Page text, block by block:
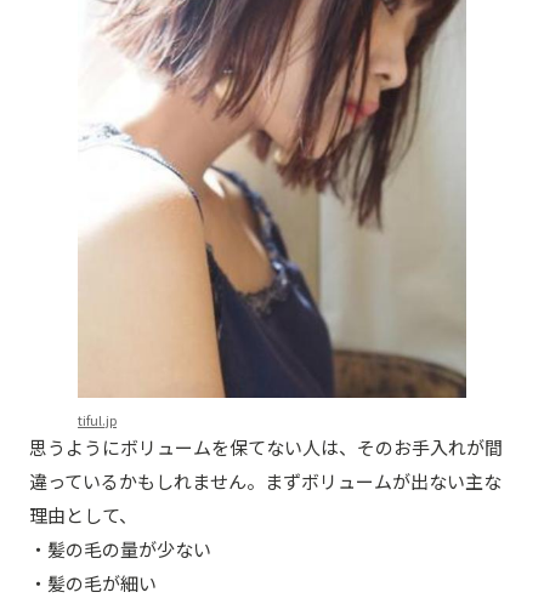
tiful.jp
思うようにボリュームを保てない人は、そのお手入れが間
違っているかもしれません。まずボリュームが出ない主な
理由として、
・髪の毛の量が少ない
・髪の毛が細い